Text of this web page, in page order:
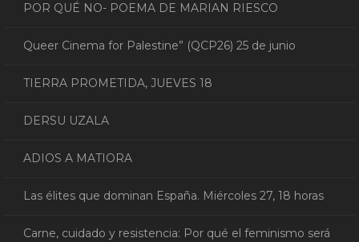
POR QUÉ NO- POEMA DE MARIAN RIESCO
Queer Cinema for Palestine” (QCP26) 25 de junio
TIERRA PROMETIDA, JUEVES 18
DERSU UZALA
ADIOS A MATIORA
Las élites que dominan España. Miércoles 27, 18 horas
Carne, cuidado y resistencia: Por qué el feminismo será